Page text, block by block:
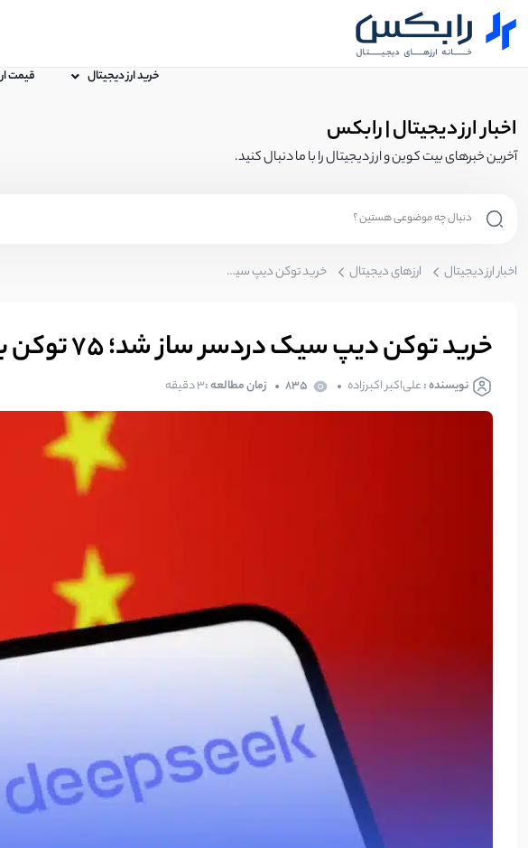
خرید ارز دیجیتال قیمت
اخبار ارز دیجیتال | رابکس
آخرین خبرهای بیت کوین و ارز دیجیتال را با ما دنبال کنید.
اخبار ارز دیجیتال ارزهای دیجیتال خرید توکن دیپ سیک دردسر ساز شد؛ 75 توکن به نام دیپ سیک وجود دارد!
خرید توکن دیپ سیک دردسر ساز شد؛ 75 توکن به نام دیپ سیک وجود دارد!
نویسنده :علی‌اکبر اکبرزاده 835 زمان مطالعه :3 دقیقه